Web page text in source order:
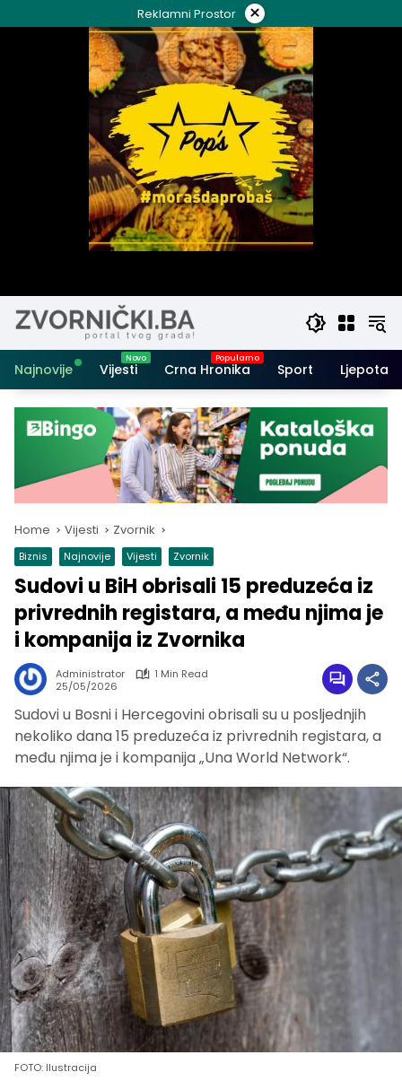
to
Reklamni Prostor ×
Najnovije Vijesti Crna Hronika Sport Ljepota i
Home Vijesti Zvornik
Biznis Najnovije Vijesti Zvornik
Sudovi u BiH obrisali 15 preduzeća iz
privrednih registara, a među njima je
i kompanija iz Zvornika
Administrator
1 Min Read
25/05/2026
Sudovi u Bosni i Hercegovini obrisali su u posljednjih
nekoliko dana 15 preduzeća iz privrednih registara, a
među njima je i kompanija „Una World Network“.
FOTO: Ilustracija